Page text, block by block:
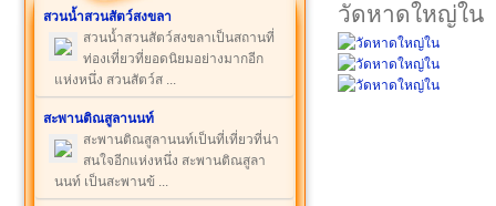
สวนน้ำสวนสัตว์สงขลา
สวนน้ำสวนสัตว์สงขลาเป็นสถานที่
ท่องเที่ยวที่ยอดนิยมอย่างมากอีก
แห่งหนึ่ง สวนสัตว์ส ...
สะพานติณสูลานนท์
สะพานติณสูลานนท์เป็นที่เที่ยวที่น่า
สนใจอีกแห่งหนึ่ง สะพานติณสูลา
นนท์ เป็นสะพานข้ ...
วัดหาดใหญ่ใน